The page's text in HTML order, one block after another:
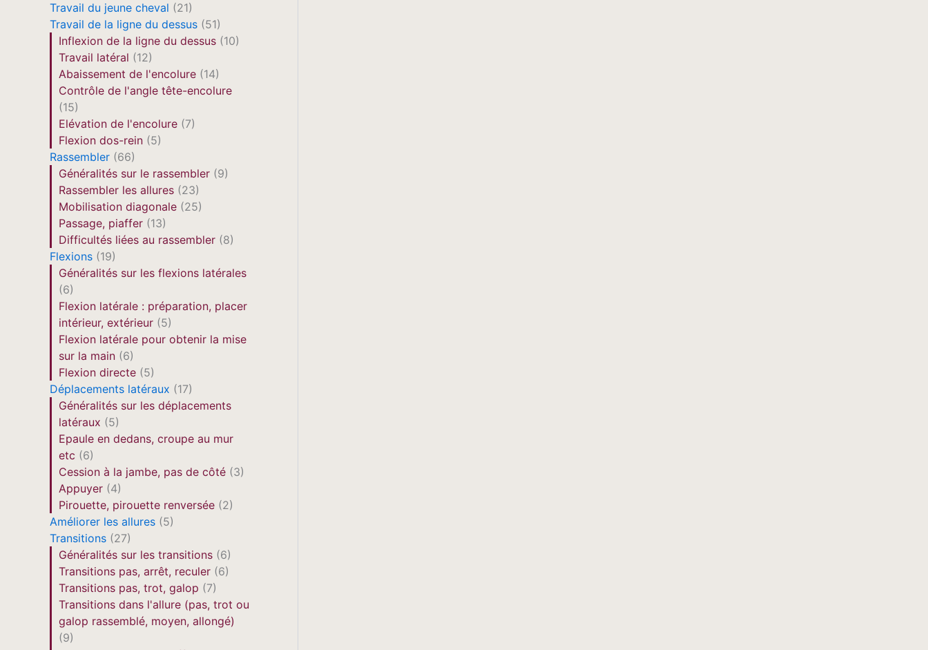
Travail du jeune cheval (21)
Travail de la ligne du dessus (51)
Inflexion de la ligne du dessus (10)
Travail latéral (12)
Abaissement de l'encolure (14)
Contrôle de l'angle tête-encolure
(15)
Elévation de l'encolure (7)
Flexion dos-rein (5)
Rassembler (66)
Généralités sur le rassembler (9)
Rassembler les allures (23)
Mobilisation diagonale (25)
Passage, piaffer (13)
Difficultés liées au rassembler (8)
Flexions (19)
Généralités sur les flexions latérales
(6)
Flexion latérale : préparation, placer
intérieur, extérieur (5)
Flexion latérale pour obtenir la mise
sur la main (6)
Flexion directe (5)
Déplacements latéraux (17)
Généralités sur les déplacements
latéraux (5)
Epaule en dedans, croupe au mur
etc (6)
Cession à la jambe, pas de côté (3)
Appuyer (4)
Pirouette, pirouette renversée (2)
Améliorer les allures (5)
Transitions (27)
Généralités sur les transitions (6)
Transitions pas, arrêt, reculer (6)
Transitions pas, trot, galop (7)
Transitions dans l'allure (pas, trot ou
galop rassemblé, moyen, allongé)
(9)